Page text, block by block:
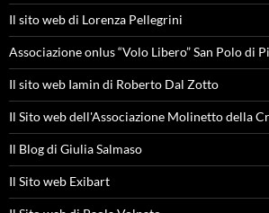
Il sito web di Lorenza Pellegrini
Associazione onlus “Volo Libero” San Polo di
Il sito web Iamin di Roberto Dal Zotto
Il Sito web dell'Associazione Molinetto della
Il Blog di Giulia Salmaso
Il Sito web Exibart